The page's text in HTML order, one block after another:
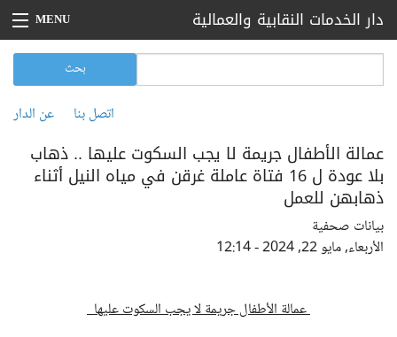
تجاوز إلى المحتوى الرئيسي
دار الخدمات النقابية والعمالية MENU
الرئيسية
مقالات
فعاليات
بحث
اتصل بنا عن الدار
عمالة الأطفال جريمة لا يجب السكوت عليها .. ذهاب
بلا عودة ل 16 فتاة عاملة غرقن في مياه النيل أثناء
ذهابهن للعمل
بيانات صحفية
الأربعاء, مايو 22, 2024 - 12:14
عمالة الأطفال جريمة لا يجب السكوت عليها